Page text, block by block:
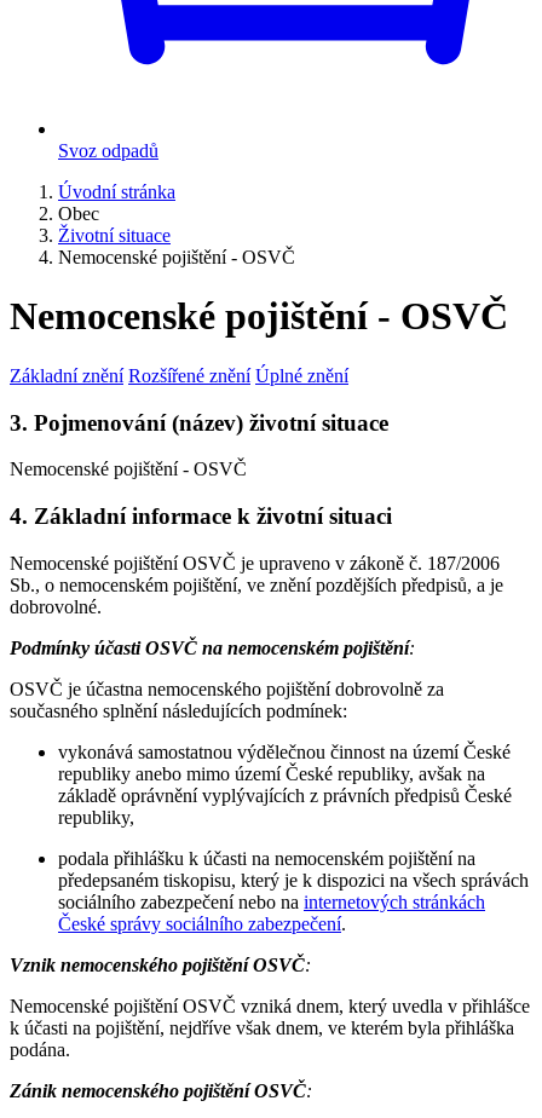
Svoz odpadů
Úvodní stránka
Obec
Životní situace
Nemocenské pojištění - OSVČ
Nemocenské pojištění - OSVČ
Základní znění Rozšířené znění Úplné znění
3. Pojmenování (název) životní situace
Nemocenské pojištění - OSVČ
4. Základní informace k životní situaci
Nemocenské pojištění OSVČ je upraveno v zákoně č. 187/2006
Sb., o nemocenském pojištění, ve znění pozdějších předpisů, a je
dobrovolné.
Podmínky účasti OSVČ na nemocenském pojištění:
OSVČ je účastna nemocenského pojištění dobrovolně za
současného splnění následujících podmínek:
vykonává samostatnou výdělečnou činnost na území České
republiky anebo mimo území České republiky, avšak na
základě oprávnění vyplývajících z právních předpisů České
republiky,
podala přihlášku k účasti na nemocenském pojištění na
předepsaném tiskopisu, který je k dispozici na všech správách
sociálního zabezpečení nebo na internetových stránkách
České správy sociálního zabezpečení.
Vznik nemocenského pojištění OSVČ:
Nemocenské pojištění OSVČ vzniká dnem, který uvedla v přihlášce
k účasti na pojištění, nejdříve však dnem, ve kterém byla přihláška
podána.
Zánik nemocenského pojištění OSVČ: